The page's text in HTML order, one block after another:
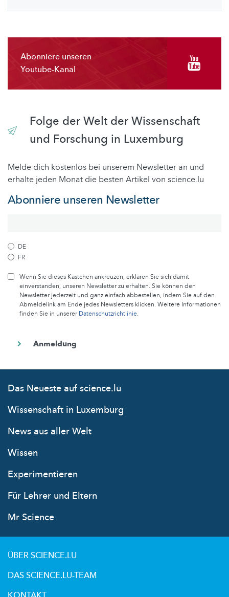
Abonniere unseren
Youtube-Kanal
Folge der Welt der Wissenschaft
und Forschung in Luxemburg
Melde dich kostenlos bei unserem Newsletter an und
erhalte jeden Monat die besten Artikel von science.lu
Abonniere unseren Newsletter
DE
FR
Wenn Sie dieses Kästchen ankreuzen, erklären Sie sich damit
einverstanden, unseren Newsletter zu erhalten. Sie können den
Newsletter jederzeit und ganz einfach abbestellen, indem Sie auf den
Abmeldelink am Ende jedes Newsletters klicken. Weitere Informationen
finden Sie in unsererDatenschutzrichtlinie.
Das Neueste auf science.lu
Wissenschaft in Luxemburg
News aus aller Welt
Wissen
Experimentieren
Für Lehrer und Eltern
Mr Science
ÜBER SCIENCE.LU
DAS SCIENCE.LU-TEAM